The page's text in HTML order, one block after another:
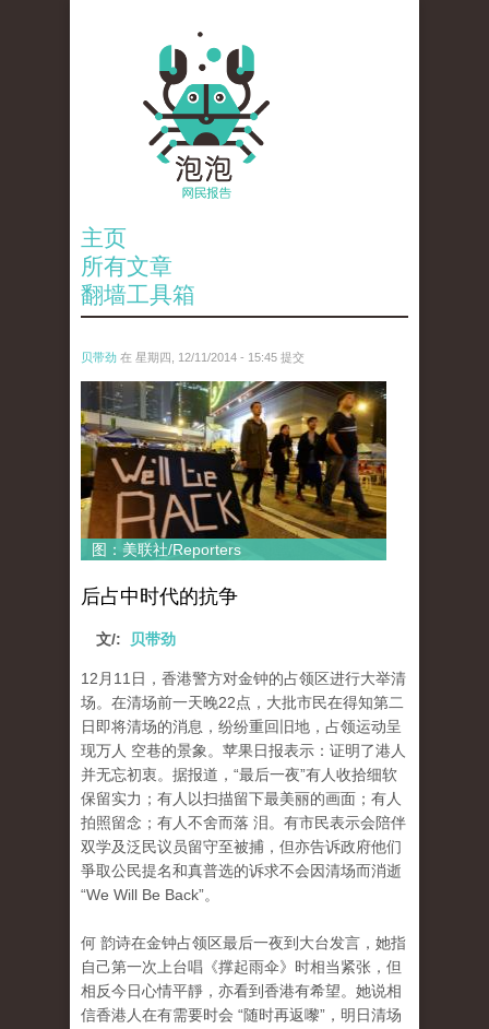
主页
所有文章
翻墙工具箱
贝带劲 在 星期四, 12/11/2014 - 15:45 提交
reporters_18475535.jpg
图：美联社/Reporters
后占中时代的抗争
文/: 贝带劲
12月11日，香港警方对金钟的占领区进行大举清
场。在清场前一天晚22点，大批市民在得知第二
日即将清场的消息，纷纷重回旧地，占领运动呈
现万人 空巷的景象。苹果日报表示：证明了港人
并无忘初衷。据报道，“最后一夜”有人收拾细软
保留实力；有人以扫描留下最美丽的画面；有人
拍照留念；有人不舍而落 泪。有市民表示会陪伴
双学及泛民议员留守至被捕，但亦告诉政府他们
爭取公民提名和真普选的诉求不会因清场而消逝
“We Will Be Back”。
何 韵诗在金钟占领区最后一夜到大台发言，她指
自己第一次上台唱《撑起雨伞》时相当紧张，但
相反今日心情平靜，亦看到香港有希望。她说相
信香港人在有需要时会 “随时再返嚟”，明日清场